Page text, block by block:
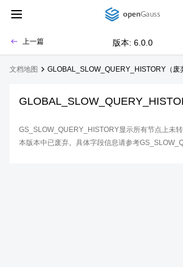
上一篇 版本: 6.0.0
文档地图 GLOBAL_SLOW_QUERY_HISTORY（废
GS_SLOW_QUERY_HISTORY显示所有节点上未
本版本中已废弃。具体字段信息请参考